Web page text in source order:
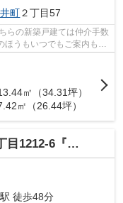
町２丁目57
らの新築戸建ては仲介手数
うもいつでもご案内もさ
㎡（34.31坪）
㎡（26.44坪）
料無料』新築戸建て
駅 徒歩48分